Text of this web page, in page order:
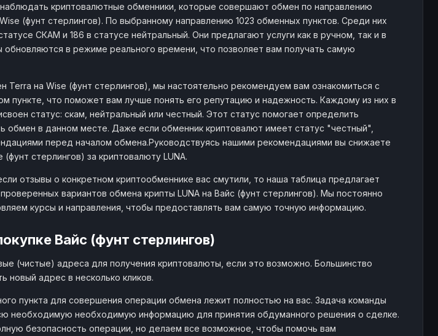
криптовалютные обменники, которые совершают обмен по направлению
(фунт стерлингов). По выбранному направлению 1023 обменных пунктов. Среди них
СКАМ и 186 в статусе нейтральный. Они предлагают услуги как в ручном, так и в
в режиме реального времени, что позволяет вам получать самую
Terra на Wise (фунт стерлингов), мы настоятельно рекомендуем вам ознакомиться с
пункте, что поможет вам лучше понять его репутацию и надежность. Каждому из них в
статус: скам, нейтральный или честный. Этот статус помогает определить
обмен в данном месте. Даже если обменник криптовалют имеет статус "честный",
перед началом обмена.Руководствуясь нашими рекомендациями вы снижаете
стерлингов) за криптовалюту LUNA.
отзывы о конкретном криптообменнике вас смутили, то наша таблица предлагает
вариантов обмена крипты LUNA на Вайс (фунт стерлингов). Мы постоянно
курсы и направления, чтобы предоставлять вам самую точную информацию.
Вайс (фунт стерлингов)
(чистые) адреса для получения криптовалюты, если это возможно. Большинство
новый адрес в несколько кликов.
пункта для совершения операции обмена лежит полностью на вас. Задача команды
необходимую необходимую информацию для принятия обдуманного решения о сделке.
безопасность операции, но делаем все возможное, чтобы помочь вам